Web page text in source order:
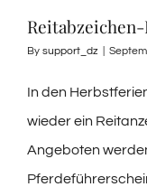
By support_dz
In den
wieder ein
Angeboten